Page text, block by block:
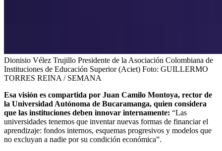
Dionisio Vélez Trujillo Presidente de la Asociación Colombiana de
Instituciones de Educación Superior (Aciet) Foto: GUILLERMO
TORRES REINA / SEMANA
Esa visión es compartida por Juan Camilo Montoya, rector de
la Universidad Autónoma de Bucaramanga, quien considera
que las instituciones deben innovar internamente: “Las
universidades tenemos que inventar nuevas formas de financiar el
aprendizaje: fondos internos, esquemas progresivos y modelos que
no excluyan a nadie por su condición económica”.